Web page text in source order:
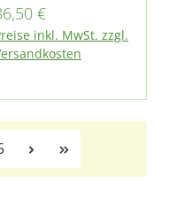
E4/E5 und M31 E5
Preis:
€
inkl. MwSt. zzgl.